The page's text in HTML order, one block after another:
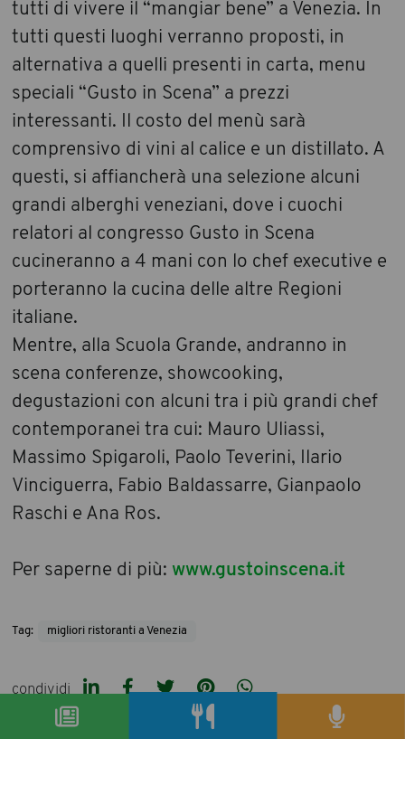
tutti di vivere il “mangiar bene” a Venezia. In
tutti questi luoghi verranno proposti, in
alternativa a quelli presenti in carta, menu
speciali “Gusto in Scena” a prezzi
interessanti. Il costo del menù sarà
comprensivo di vini al calice e un distillato. A
questi, si affiancherà una selezione alcuni
grandi alberghi veneziani, dove i cuochi
relatori al congresso Gusto in Scena
cucineranno a 4 mani con lo chef executive e
porteranno la cucina delle altre Regioni
italiane.
Mentre, alla Scuola Grande, andranno in
scena conferenze, showcooking,
degustazioni con alcuni tra i più grandi chef
contemporanei tra cui: Mauro Uliassi,
Massimo Spigaroli, Paolo Teverini, Ilario
Vinciguerra, Fabio Baldassarre, Gianpaolo
Raschi e Ana Ros.
Per saperne di più: www.gustoinscena.it
Tag: migliori ristoranti a Venezia
condividi